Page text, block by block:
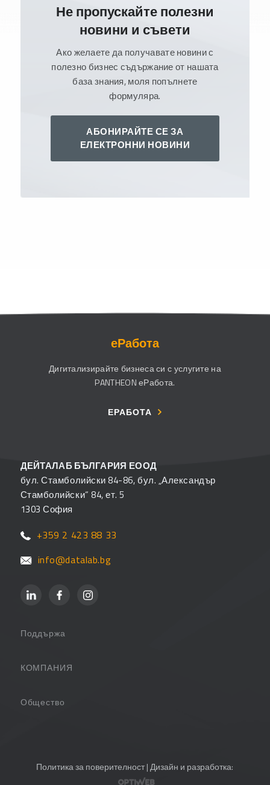
Не пропускайте полезни
новини и съвети
Ако желаете да получавате новини с
полезно бизнес съдържание от нашата
база знания, моля попълнете
формуляра.
АБОНИРАЙТЕ СЕ ЗА
ЕЛЕКТРОННИ НОВИНИ
еРабота
Дигитализирайте бизнеса си с услугите на
PANTHEON еРабота.
ЕРАБОТА
ДЕЙТАЛАБ БЪЛГАРИЯ ЕООД
бул. Стамболийски 84-86, бул. „Александър
Стамболийски“ 84, ет. 5
1303 София
+359 2 423 88 33
info@datalab.bg
Поддържа
Често задавани въпроси
КОМПАНИЯ
Общество
Политика за поверителност| Дизайн и разработка: